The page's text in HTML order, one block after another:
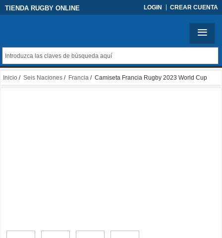
TIENDA RUGBY ONLINE LOGIN CREAR CUENTA
Inicio / Seis Naciones / Francia / Camiseta Francia Rugby 2023 World Cup